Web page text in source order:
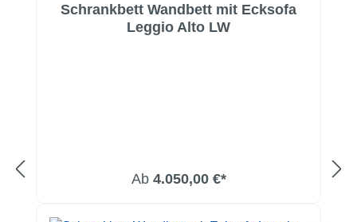
Schrankbett Wandbett mit Ecksofa
Leggio Alto LW
Ab 4.050,00 €*